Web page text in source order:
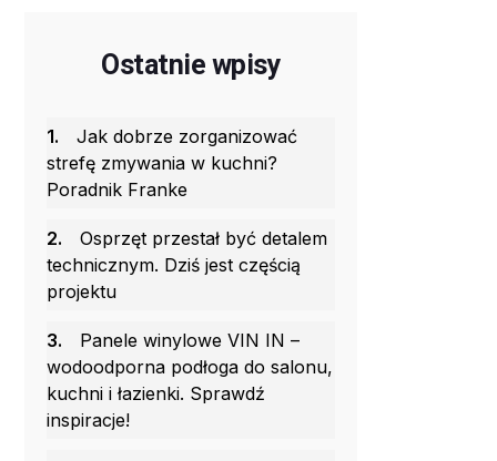
Ostatnie wpisy
1.
Jak dobrze zorganizować
strefę zmywania w kuchni?
Poradnik Franke
2.
Osprzęt przestał być detalem
technicznym. Dziś jest częścią
projektu
3.
Panele winylowe VIN IN –
wodoodporna podłoga do salonu,
kuchni i łazienki. Sprawdź
inspiracje!